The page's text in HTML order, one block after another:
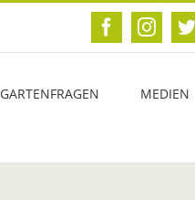
Facebook
GARTENFRAGEN MEDIEN